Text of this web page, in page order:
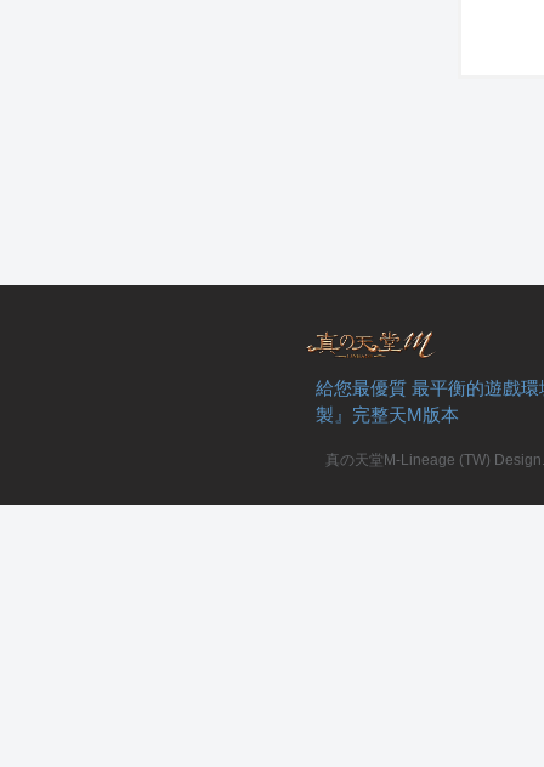
給您最優質 最平衡的遊戲
製』完整天M版本
真の天堂M-Lineage (TW)